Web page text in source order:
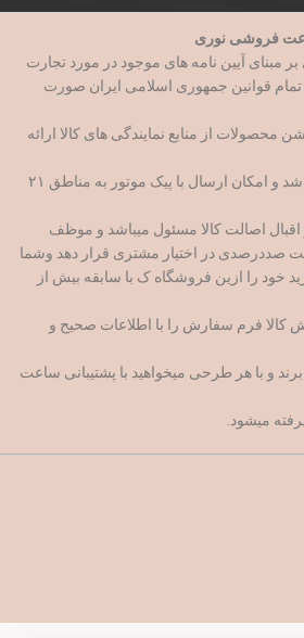
فروشی نوری
بر مبنای آیین نامه های موجود در مورد تجارت
تمام قوانین جمهوری اسلامی ایران صورت
محصولات از منابع نمایندگی های کالا ارائه
3- شعبه سوم در تهران میباشد و امکان ارسال با پیک موتور به مناطق ۲۱
اصالت کالا مسئول میباشد و موظف
صددرصدی در اختیار مشتری قرار دهد وشما
خود را ازین فروشگاه ک با سابقه بیش از
کالا فرم سفارش را با اطلاعات صحیح و
و با هر طرحی میخواهید با پشتیبانی ساعت
میشود.